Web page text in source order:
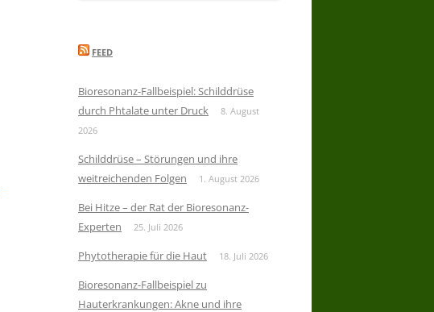
FEED
Bioresonanz-Fallbeispiel: Schilddrüse
durch Phtalate unter Druck
8. August
2026
Schilddrüse – Störungen und ihre
weitreichenden Folgen
1. August 2026
Bei Hitze – der Rat der Bioresonanz-
Experten
25. Juli 2026
Phytotherapie für die Haut 18. Juli 2026
Bioresonanz-Fallbeispiel zu
Hauterkrankungen: Akne und ihre